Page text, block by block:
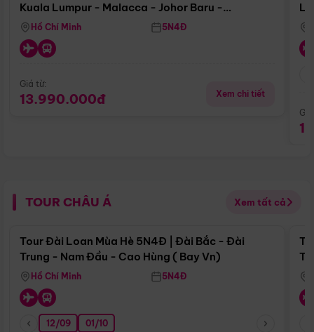
Kuala Lumpur - Malacca - Johor Baru -
Singapore
Hồ Chí Minh 5N4Đ
Giá từ:
13.990.000đ Xem chi tiết
TOUR CHÂU Á Xem tất cả
Điểm nổi bật
Tour Đài Loan Mùa Hè 5N4Đ | Đài Bắc - Đài
Trung - Nam Đầu - Cao Hùng ( Bay Vn)
Hồ Chí Minh 5N4Đ
12/09 01/10